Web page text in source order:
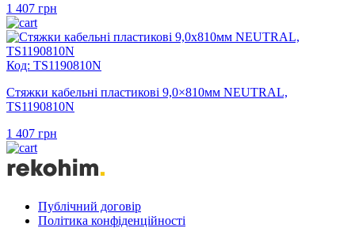
1 407 грн
Код: TS1190810N
Стяжки кабельні пластикові 9,0×810мм NEUTRAL,
TS1190810N
1 407 грн
Публічний договір
Політика конфіденційності